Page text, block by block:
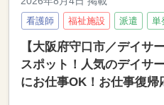
看護師 福祉施設 派遣 単
【大阪府守口市／デイ
スポット！人気のデイサ
にお仕事OK！お仕事復帰